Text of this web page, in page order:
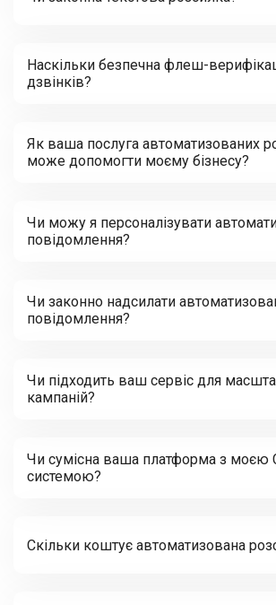
Наскільки безпечна флеш-
дзвінків?
Як ваша послуга автоматизованих
може допомогти моєму бізнесу?
Чи можу я персоналізувати
повідомлення?
Чи законно надсилати
повідомлення?
Чи підходить ваш сервіс для
кампаній?
Чи сумісна ваша платформа з моєю
системою?
Скільки коштує автоматизована